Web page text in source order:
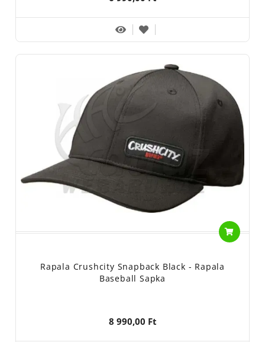
Rapala Crushcity Snapback Black - Rapala
Baseball Sapka
8 990,00 Ft